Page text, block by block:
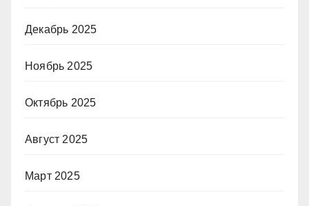
Декабрь 2025
Ноябрь 2025
Октябрь 2025
Август 2025
Март 2025